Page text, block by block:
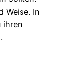
Weise. In
ihren